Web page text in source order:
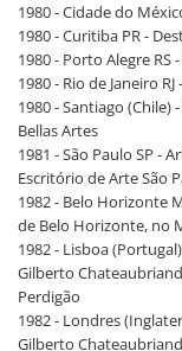
1980 - Cidade do
1980 - Curitiba PR -
1980 - Porto Alegre
1980 - Rio de Janeiro
1980 - Santiago (Chile)
Bellas Artes
1981 - São Paulo SP -
Escritório de Arte São
1982 - Belo Horizonte
de Belo Horizonte, no
1982 - Lisboa
Gilberto
Perdigão
1982 - Londres
Gilberto